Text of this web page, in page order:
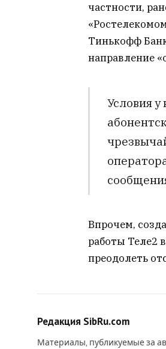
частности,
Тинькофф
направление
Условия
Впрочем,
работы Теле2
преодолеть
Редакция SibRu.com
Материалы, публикуемые за